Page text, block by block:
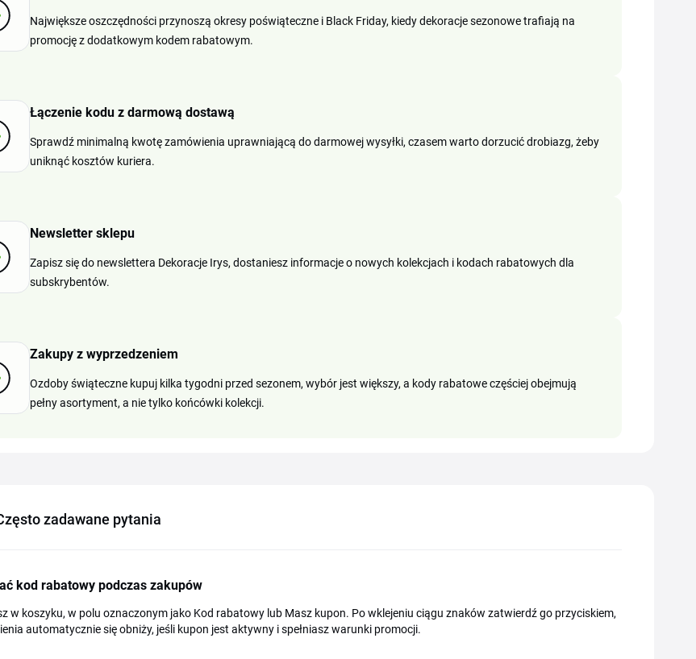
Największe oszczędności przynoszą okresy poświąteczne i Black Friday, kiedy dekoracje sezonowe trafiają na
promocję z dodatkowym kodem rabatowym.
Łączenie kodu z darmową dostawą
Sprawdź minimalną kwotę zamówienia uprawniającą do darmowej wysyłki, czasem warto dorzucić drobiazg, żeby
uniknąć kosztów kuriera.
Newsletter sklepu
Zapisz się do newslettera Dekoracje Irys, dostaniesz informacje o nowych kolekcjach i kodach rabatowych dla
subskrybentów.
Zakupy z wyprzedzeniem
Ozdoby świąteczne kupuj kilka tygodni przed sezonem, wybór jest większy, a kody rabatowe częściej obejmują
pełny asortyment, a nie tylko końcówki kolekcji.
zadawane pytania
kod rabatowy podczas zakupów
w koszyku, w polu oznaczonym jako Kod rabatowy lub Masz kupon. Po wklejeniu ciągu znaków zatwierdź go przyciskiem,
automatycznie się obniży, jeśli kupon jest aktywny i spełniasz warunki promocji.